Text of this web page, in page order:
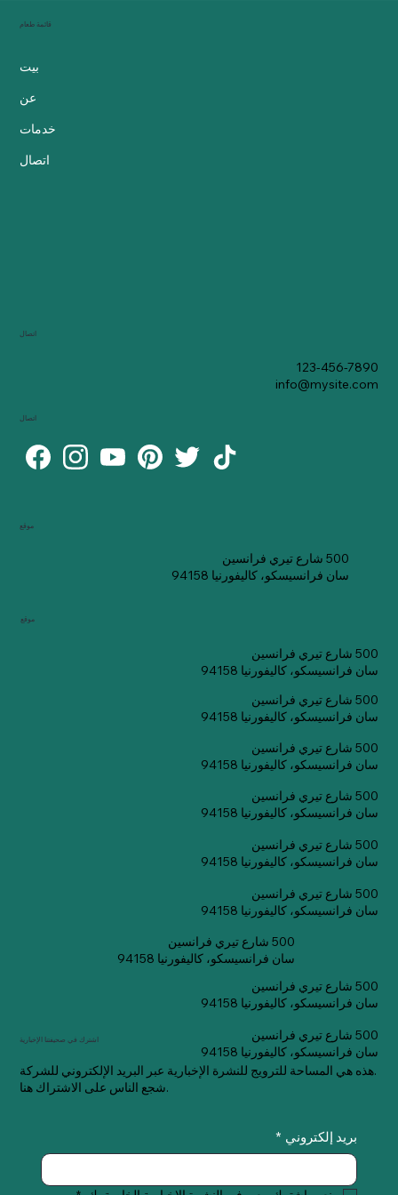
قائمة طعام
بيت
عن
خدمات
اتصال
موقع
500 شارع تيري فرانسين
سان فرانسيسكو، كاليفورنيا 94158
موقع
500 شارع تيري فرانسين
سان فرانسيسكو، كاليفورنيا 94158
500 شارع تيري فرانسين
سان فرانسيسكو، كاليفورنيا 94158
500 شارع تيري فرانسين
سان فرانسيسكو، كاليفورنيا 94158
500 شارع تيري فرانسين
سان فرانسيسكو، كاليفورنيا 94158
500 شارع تيري فرانسين
سان فرانسيسكو، كاليفورنيا 94158
500 شارع تيري فرانسين
سان فرانسيسكو، كاليفورنيا 94158
500 شارع تيري فرانسين
سان فرانسيسكو، كاليفورنيا 94158
500 شارع تيري فرانسين
سان فرانسيسكو، كاليفورنيا 94158
500 شارع تيري فرانسين
سان فرانسيسكو، كاليفورنيا 94158
اتصال
123-456-7890
info@mysite.com
اتصال
اشترك في صحيفتنا الإخبارية
هذه هي المساحة للترويج للنشرة الإخبارية عبر البريد الإلكتروني للشركة.
شجع الناس على الاشتراك هنا.
بريد إلكتروني *